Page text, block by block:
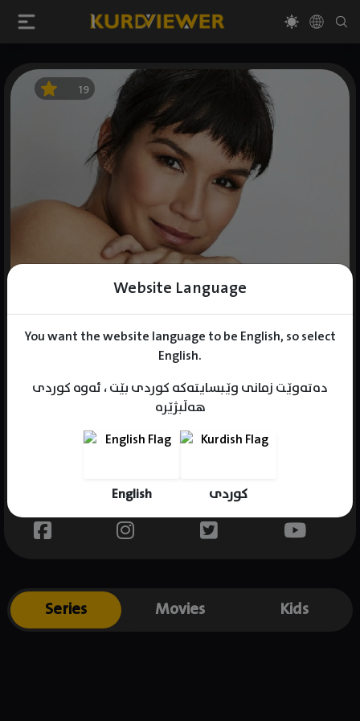
Website Language
You want the website language to be English, so select
English.
دەتەوێت زمانی وێبسایتەکە کوردی بێت ، ئەوە کوردی
هەڵبژێرە
English کوردی
19
Gender : female
Place of birth : USA
Series Movies Kids